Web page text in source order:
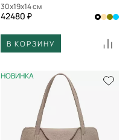
30x19x14 см
42480 ₽
В КОРЗИНУ
НОВИНКА